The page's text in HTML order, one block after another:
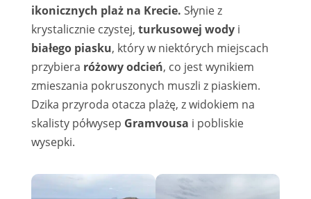
ikonicznych plaż na Krecie. Słynie z
krystalicznie czystej, turkusowej wodyi
białego piasku, który w niektórych miejscach
przybiera różowy odcień, co jest wynikiem
zmieszania pokruszonych muszli z piaskiem.
Dzika przyroda otacza plażę, z widokiem na
skalisty półwysep Gramvousa i pobliskie
wysepki.